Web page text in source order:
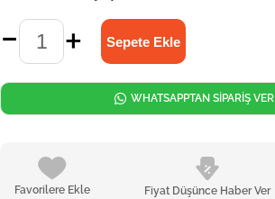
Favorilere Ekle Fiyat Düşünce Haber Ver
WHATSAPPTAN SİPARİŞ VER